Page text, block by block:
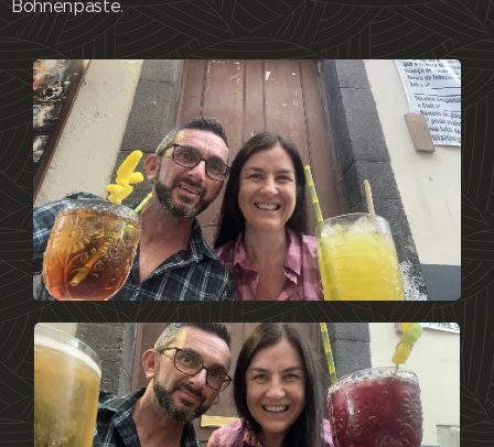
Bohnenpaste.